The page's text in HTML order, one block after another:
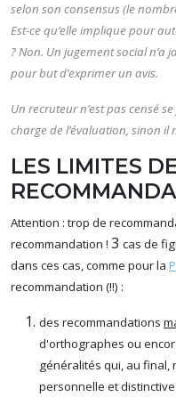
selon son consensus (le
Est-ce qu’elle implique pour
? Non. Un jugement social n’a
pour but d’exprimer un avis.
Un recruteur n’est pas censé
charge de l’évaluation, sinon
LES LIMITES
Attention : trop de
recommandation ! 3 cas de
dans ces cas, comme pour la
recommandation (!!) :
des recommandations
d'orthographes ou
généralités qui, au
personnelle et distinctive